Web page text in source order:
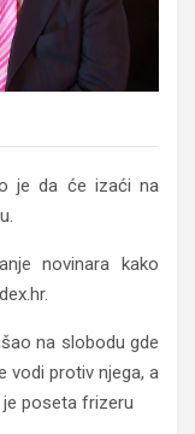
je da će izaći na
novinara kako
na slobodu gde
vodi protiv njega, a
poseta frizeru